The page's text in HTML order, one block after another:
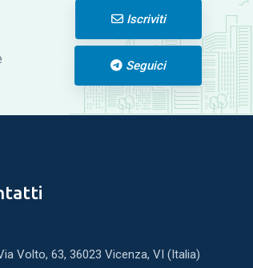
Iscriviti
Seguici
Volto, 63, 36023 Vicenza, VI (Italia)